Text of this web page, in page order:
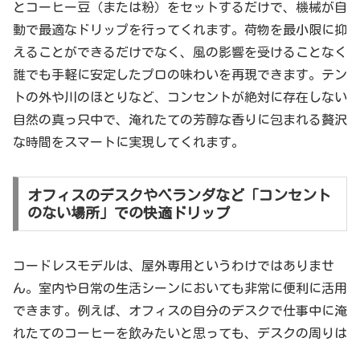
とコーヒー豆（または粉）をセットするだけで、機械が自
動で最適なドリップを行ってくれます。荷物を最小限に抑
えることができるだけでなく、風の影響を受けることなく
誰でも手軽に安定したプロの味わいを再現できます。テン
トの外や川のほとりなど、コンセントが絶対に存在しない
自然の真っ只中で、淹れたての芳醇な香りに包まれる贅沢
な時間をスマートに実現してくれます。
オフィスのデスクやベランダなど「コンセント
のない場所」での快適ドリップ
コードレスモデルは、屋外専用というわけではありませ
ん。室内や日常の生活シーンにおいても非常に便利に活用
できます。例えば、オフィスの自分のデスクで仕事中に淹
れたてのコーヒーを飲みたいと思っても、デスクの周りは